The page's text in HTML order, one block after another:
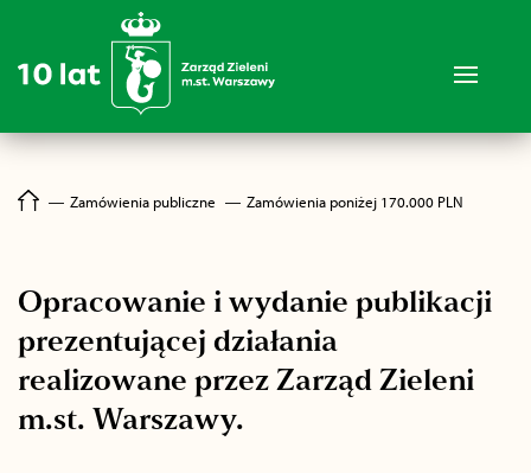
― Zamówienia publiczne ― Zamówienia poniżej 170.000 PLN
Opracowanie i wydanie publikacji
prezentującej działania
realizowane przez Zarząd Zieleni
m.st. Warszawy.